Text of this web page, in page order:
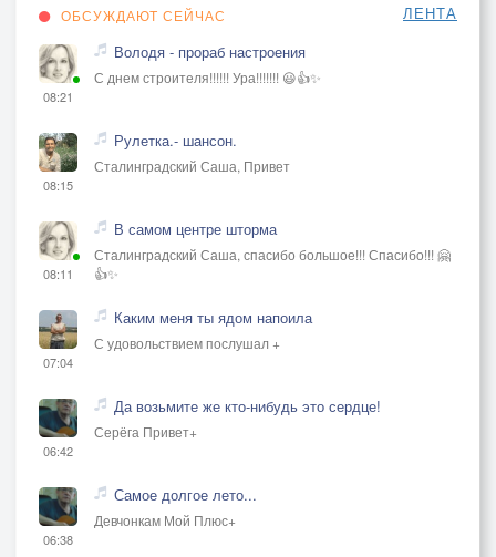
ОБСУЖДАЮТ СЕЙЧАС ЛЕНТА
08:21
Володя - прораб настроения
С днем строителя!!!!!! Ура!!!!!!! 😃👍✨
08:15
Рулетка.- шансон.
Сталинградский Саша, Привет
08:11
В самом центре шторма
Сталинградский Саша, спасибо большое!!! Спасибо!!! 🤗
👍✨
07:04
Каким меня ты ядом напоила
С удовольствием послушал +
06:42
Да возьмите же кто-нибудь это сердце!
Серёга Привет+
06:38
Самое долгое лето...
Девчонкам Мой Плюс+